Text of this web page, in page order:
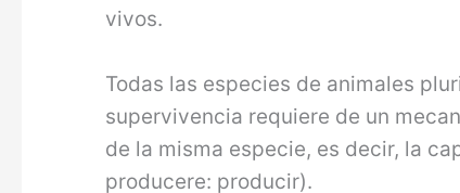
vivos.
Todas las especies de animales
supervivencia requiere de un
de la misma especie, es decir, la
producere: producir).